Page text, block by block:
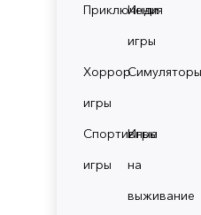
Приключения
Инди
игры
Хоррор
игры
Симуляторы
Спортивные
игры
Игры
на
выживание